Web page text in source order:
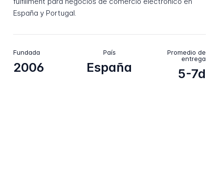
España y Portugal.
Fundada
2006
País
España
Promedio de
entrega
5-7d